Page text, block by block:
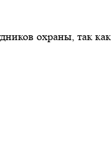
охраны, так